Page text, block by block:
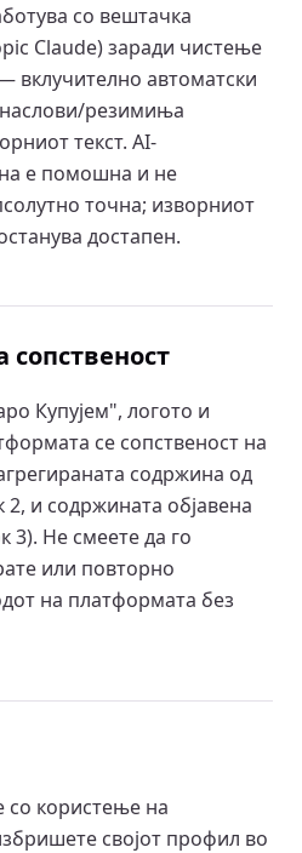
со вештачка
Claude) заради чистење
вклучително автоматски
резимиња
текст. AI-
е помошна и не
точна; изворниот
достапен.
сопственост
Купујем", логото и
се сопственост на
содржина од
и содржината објавена
3). Не смеете да го
или повторно
на платформата без
со користење на
својот профил во